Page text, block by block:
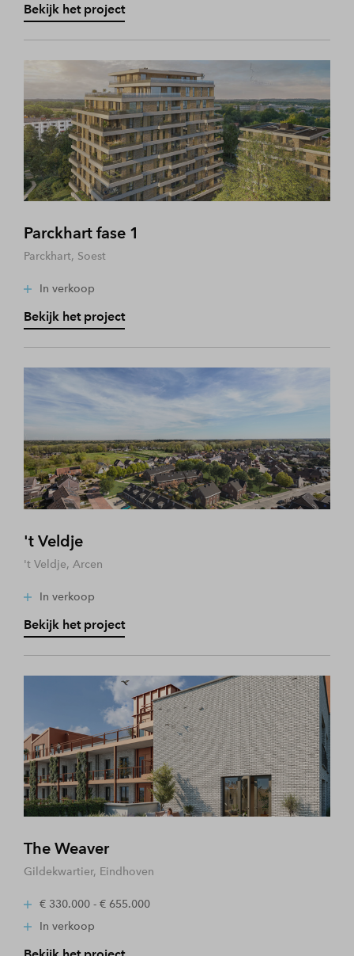
Bekijk het project
Parckhart fase 1
Parckhart, Soest
In verkoop
Bekijk het project
't Veldje
't Veldje, Arcen
In verkoop
Bekijk het project
The Weaver
Gildekwartier, Eindhoven
€ 330.000 - € 655.000
In verkoop